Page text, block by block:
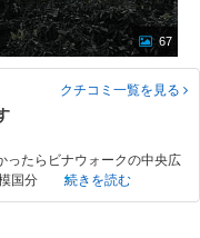
67
クチコミ一覧を見る
ったらビナウォークの中央広
国分
続きを読む